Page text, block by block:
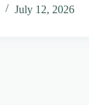
July 12, 2026